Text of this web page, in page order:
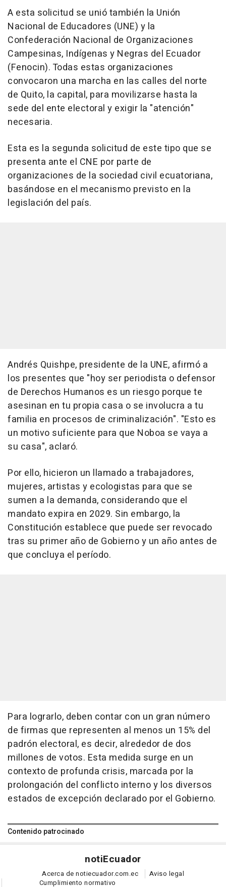
A esta solicitud se unió también la Unión
Nacional de Educadores (UNE) y la
Confederación Nacional de Organizaciones
Campesinas, Indígenas y Negras del Ecuador
(Fenocin). Todas estas organizaciones
convocaron una marcha en las calles del norte
de Quito, la capital, para movilizarse hasta la
sede del ente electoral y exigir la "atención"
necesaria.
Esta es la segunda solicitud de este tipo que se
presenta ante el CNE por parte de
organizaciones de la sociedad civil ecuatoriana,
basándose en el mecanismo previsto en la
legislación del país.
Andrés Quishpe, presidente de la UNE, afirmó a
los presentes que "hoy ser periodista o defensor
de Derechos Humanos es un riesgo porque te
asesinan en tu propia casa o se involucra a tu
familia en procesos de criminalización". "Esto es
un motivo suficiente para que Noboa se vaya a
su casa", aclaró.
Por ello, hicieron un llamado a trabajadores,
mujeres, artistas y ecologistas para que se
sumen a la demanda, considerando que el
mandato expira en 2029. Sin embargo, la
Constitución establece que puede ser revocado
tras su primer año de Gobierno y un año antes de
que concluya el período.
Para lograrlo, deben contar con un gran número
de firmas que representen al menos un 15% del
padrón electoral, es decir, alrededor de dos
millones de votos. Esta medida surge en un
contexto de profunda crisis, marcada por la
prolongación del conflicto interno y los diversos
estados de excepción declarado por el Gobierno.
Contenido patrocinado
notiEcuador
Acerca de notiecuador.com.ec
Aviso legal
Cumplimiento normativo